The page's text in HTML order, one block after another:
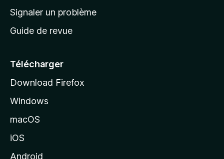
a
c
e
l
d
o
z
Signaler un problème
Guide de revue
Télécharger
Download Firefox
Windows
macOS
iOS
Android